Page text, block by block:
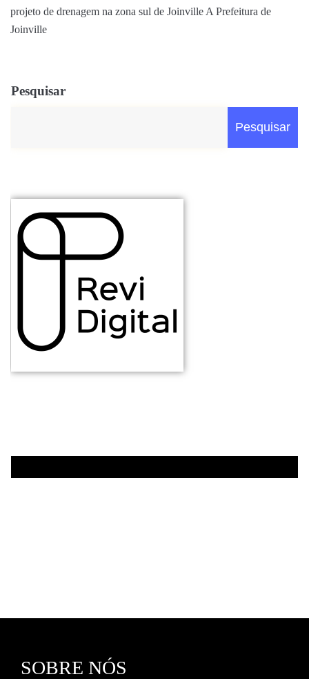
projeto de drenagem na zona sul de Joinville A Prefeitura de
Joinville
Pesquisar
Pesquisar
SOBRE NÓS